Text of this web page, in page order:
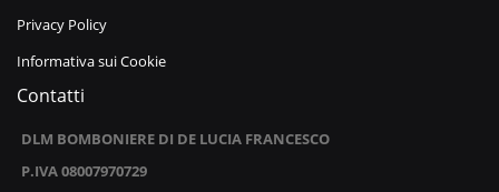
Privacy Policy
Informativa sui Cookie
Contatti
DLM BOMBONIERE DI DE LUCIA FRANCESCO
P.IVA 08007970729